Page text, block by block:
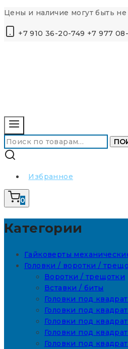
Перейти
контенту
Цены и наличие могут быть
+7 910 36-20-749 +7 977
Искать:
Избранное
0
Категории
Гайковерты
Головки / воротки /
Воротки / трещотки
Вставки / биты
Головки под квадрат
Головки под квадрат
Головки под квадрат
Головки под
Головки под